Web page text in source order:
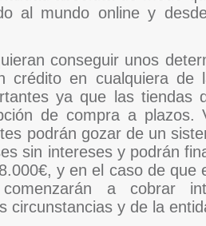
al mundo online y
conseguir unos
crédito en cualquiera de
ya que las tiendas
de compra a plazos.
podrán gozar de un
sin intereses y podrán
y en el caso de que
a cobrar
circunstancias y de la